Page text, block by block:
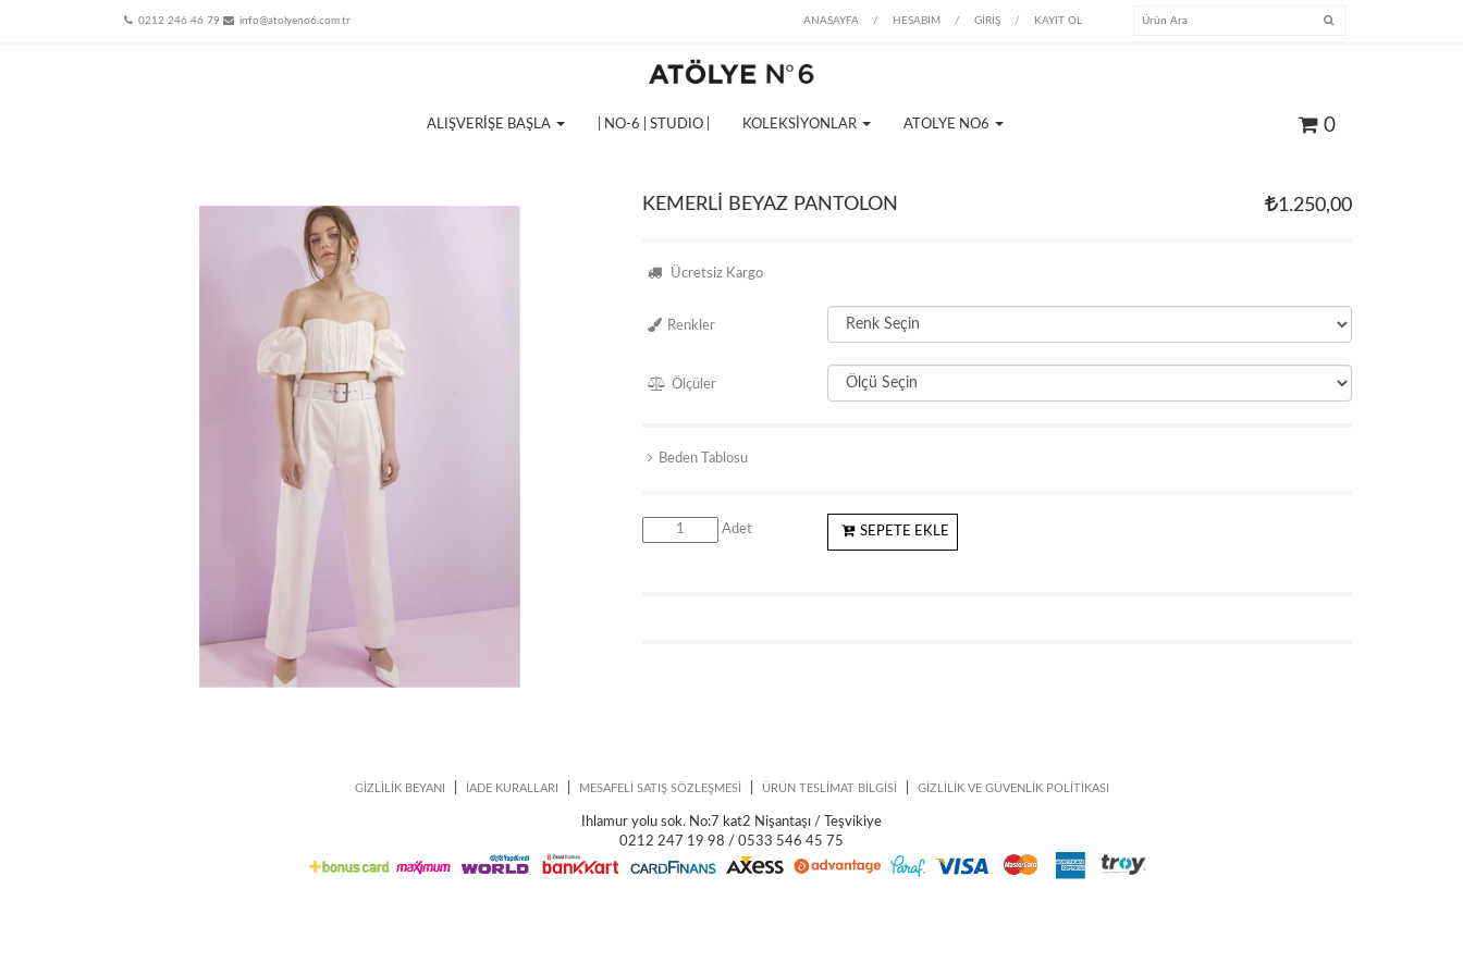
0212 246 46 79 info@atolyeno6.com.tr ANASAYFA / HESABIM / GİRİŞ / KAYIT OL
ALIŞVERİŞE BAŞLA | NO-6 | STUDIO | KOLEKSİYONLAR ATOLYE NO6 0
KEMERLİ BEYAZ PANTOLON 1.250,00
Ücretsiz Kargo
Renkler
Ölçüler
Beden Tablosu
Adet SEPETE EKLE
GİZLİLİK BEYANI İADE KURALLARI MESAFELİ SATIŞ SÖZLEŞMESİ ÜRÜN TESLİMAT BİLGİSİ GİZLİLİK VE GÜVENLİK POLİTİKASI
Ihlamur yolu sok. No:7 kat2 Nişantaşı / Teşvikiye
0212 247 19 98 / 0533 546 45 75